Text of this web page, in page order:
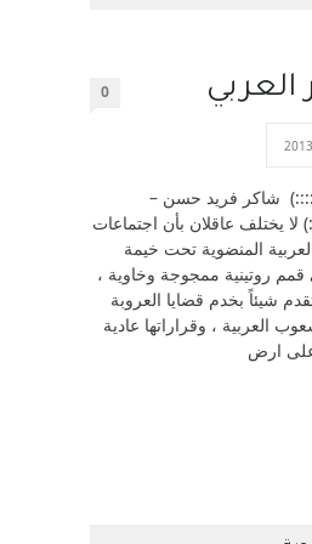
0
(::::) شاكر فريد حسن –
يختلف عاقلان بأن اجتماعات
المنضوية تحت خيمة
قمم روتينية ممجوجة وخاوية ،
شيئاً بخدم قضايا العروبة
العربية ، وقراراتها عادية
على ارض